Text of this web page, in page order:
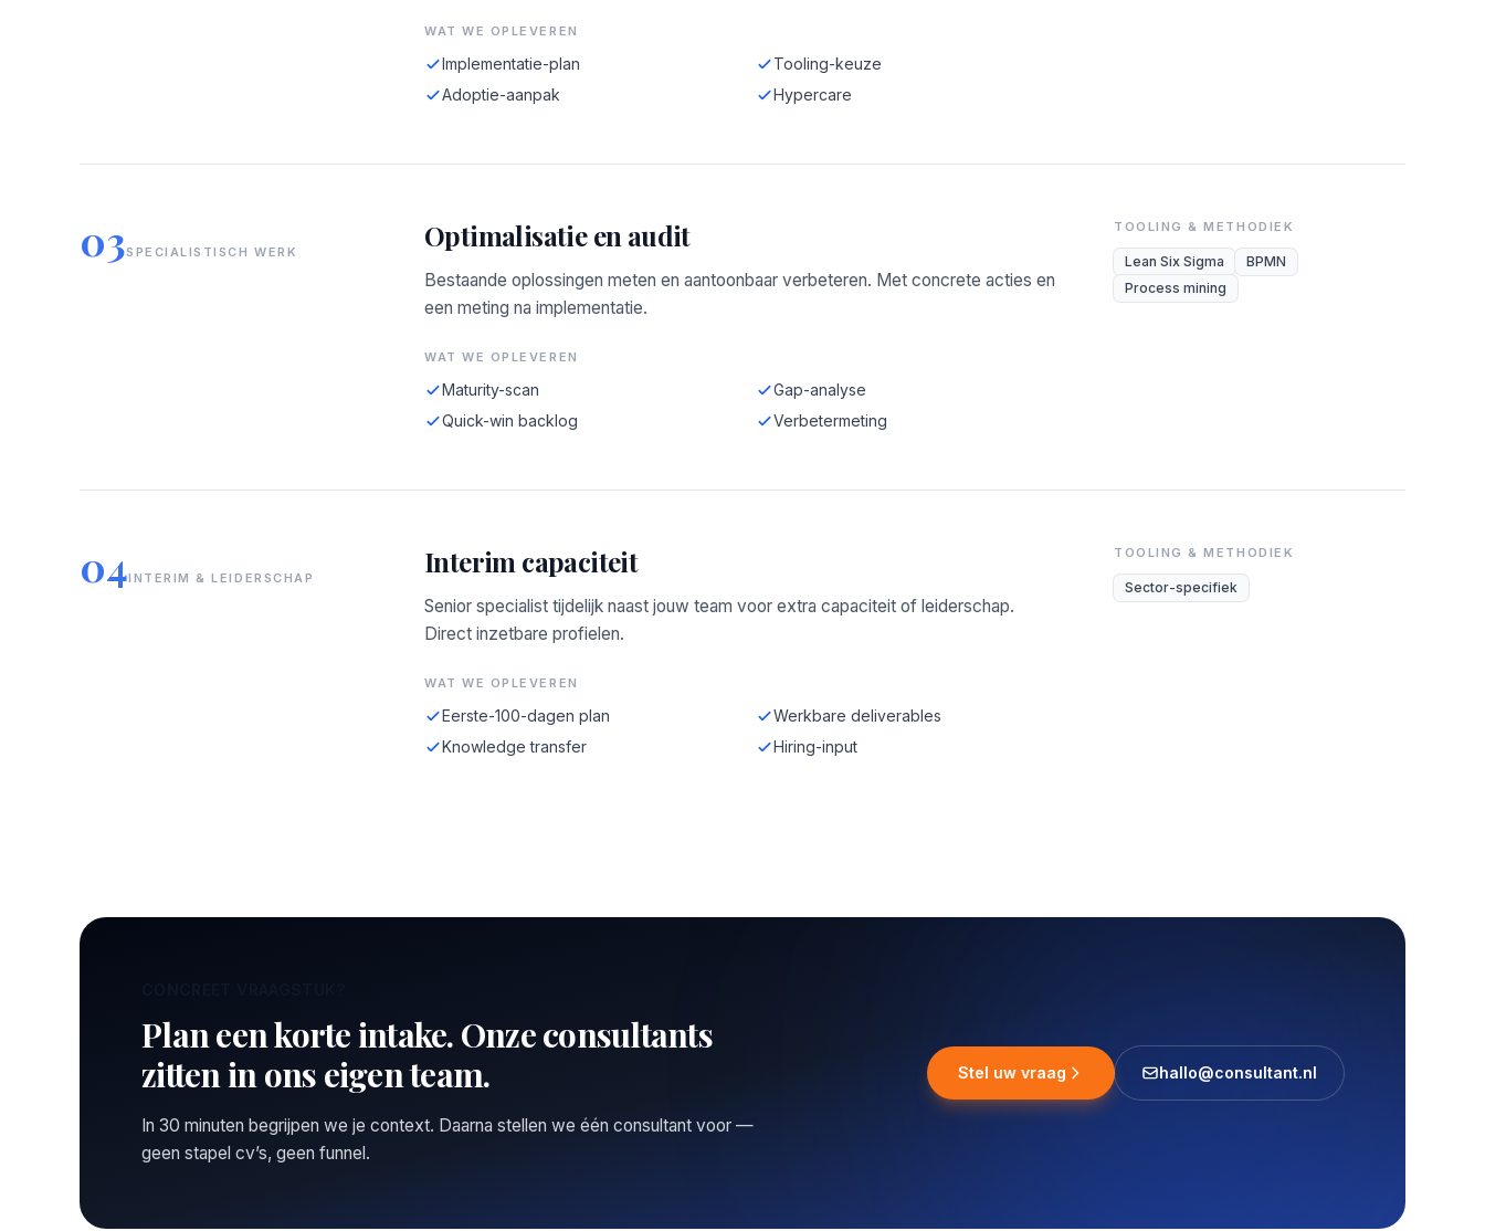
WAT WE OPLEVEREN
Implementatie-plan
Tooling-keuze
Adoptie-aanpak
Hypercare
03SPECIALISTISCH WERK Optimalisatie en audit
Bestaande oplossingen meten en aantoonbaar verbeteren. Met concrete acties en
een meting na implementatie.
WAT WE OPLEVEREN
Maturity-scan
Gap-analyse
Quick-win backlog
Verbetermeting
TOOLING & METHODIEK
Lean Six Sigma
BPMN
Process mining
04INTERIM & LEIDERSCHAP Interim capaciteit
Senior specialist tijdelijk naast jouw team voor extra capaciteit of leiderschap.
Direct inzetbare profielen.
WAT WE OPLEVEREN
Eerste-100-dagen plan
Werkbare deliverables
Knowledge transfer
Hiring-input
TOOLING & METHODIEK
Sector-specifiek
Plan een korte intake. Onze consultants
zitten in ons eigen team.
In 30 minuten begrijpen we je context. Daarna stellen we één consultant voor —
geen stapel cv’s, geen funnel.
Stel uw vraag hallo@consultant.nl